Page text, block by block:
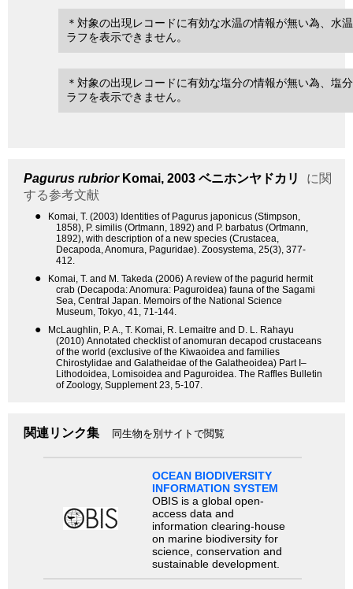
＊対象の出現レコードに有効な水温の情報が無い為、水
ラフを表示できません。
＊対象の出現レコードに有効な塩分の情報が無い為、塩
ラフを表示できません。
Pagurus rubriorKomai, 2003 ベニホンヤドカリ
に関
する参考文献
●
Komai, T. (2003) Identities of Pagurus japonicus (Stimpson,
1858), P. similis (Ortmann, 1892) and P. barbatus (Ortmann,
1892), with description of a new species (Crustacea,
Decapoda, Anomura, Paguridae). Zoosystema, 25(3), 377-
412.
●
Komai, T. and M. Takeda (2006) A review of the pagurid hermit
crab (Decapoda: Anomura: Paguroidea) fauna of the Sagami
Sea, Central Japan. Memoirs of the National Science
Museum, Tokyo, 41, 71-144.
●
McLaughlin, P. A., T. Komai, R. Lemaitre and D. L. Rahayu
(2010) Annotated checklist of anomuran decapod crustaceans
of the world (exclusive of the Kiwaoidea and families
Chirostylidae and Galatheidae of the Galatheoidea) Part I–
Lithodoidea, Lomisoidea and Paguroidea. The Raffles Bulletin
of Zoology, Supplement 23, 5-107.
関連リンク集 同生物を別サイトで閲覧
OCEAN BIODIVERSITY
INFORMATION SYSTEM
OBIS is a global open-
access data and
information clearing-house
on marine biodiversity for
science, conservation and
sustainable development.